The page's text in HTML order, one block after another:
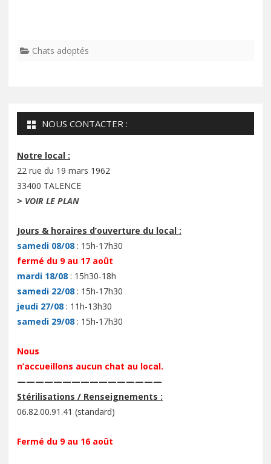
Chats adoptés
NOUS CONTACTER :
Notre local :
22 rue du 19 mars 1962
33400 TALENCE
> VOIR LE PLAN
Jours & horaires d’ouverture du local :
samedi 08/08 : 15h-17h30
fermé du 9 au 17 août
mardi 18/08 : 15h30-18h
samedi 22/08 : 15h-17h30
jeudi 27/08 : 11h-13h30
samedi 29/08 : 15h-17h30
Nous
n’accueillons aucun chat au local.
————————————————
Stérilisations / Renseignements :
06.82.00.91.41 (standard)
Fermé du 9 au 16 août